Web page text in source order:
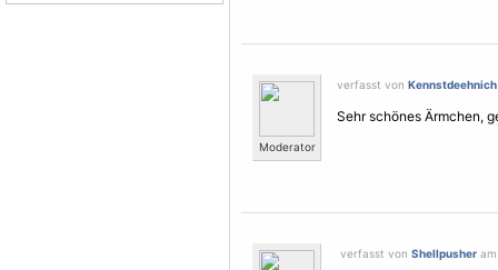
Moderator
verfasst von Kennstdeehnich
Sehr schönes Ärmchen,
verfasst von Shellpusher